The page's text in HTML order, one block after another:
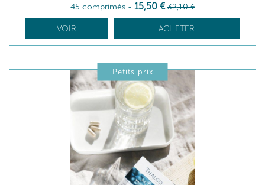
45 comprimés - 15,50 € 32,10 €
VOIR ACHETER
Petits prix